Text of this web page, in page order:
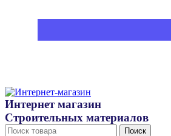
Интернет магазин
Строительных материалов
Поиск